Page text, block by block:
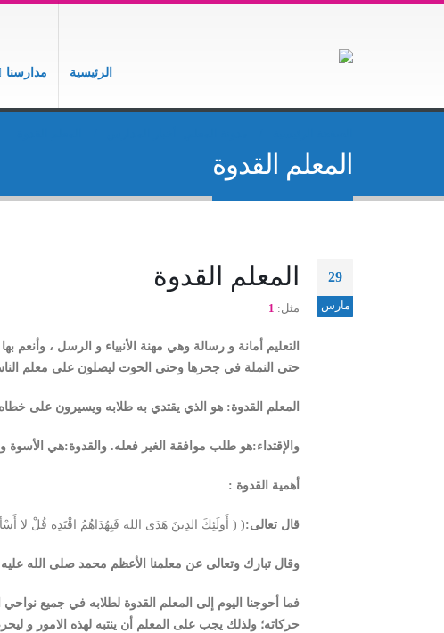
الرئيسية مدارسنا
المعلم القدوة
29
مارس
المعلم القدوة
مثل: 1
التعليم أمانة و رسالة وهي مهنة الأنبياء و الرسل ،
حتى النملة في جحرها وحتى الحوت ليصلون على معلم
المعلم القدوة: هو الذي يقتدي به طلابه ويسيرون على
والإقتداء:هو طلب موافقة الغير فعله. والقدوة:هي
أهمية القدوة :
قال تعالى:( ( أَولَئِكَ الذِينَ هَدَى الله فَبِهُدَاهُمُ اقْتَدِه قُلْ لا
وقال تبارك وتعالى عن معلمنا الأعظم محمد صلى الله
فما أحوجنا اليوم إلى المعلم القدوة لطلابه في جميع
حركاته؛ ولذلك يجب على المعلم أن ينتبه لهذه الامور و